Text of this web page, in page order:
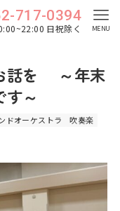
717-0394
日祝除く MENU
話を ～年末
す～
ドオーケストラ 吹奏楽